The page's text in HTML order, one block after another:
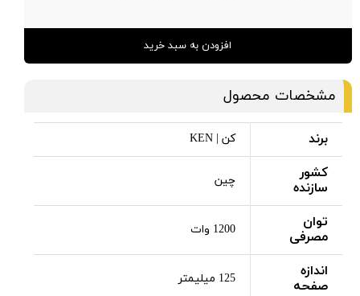
افزودن به سبد خرید
مشخصات محصول
برند کن | KEN
کشور
سازنده
چین
توان
مصرفی
1200 وات
اندازه
صفحه
125 میلیمتر